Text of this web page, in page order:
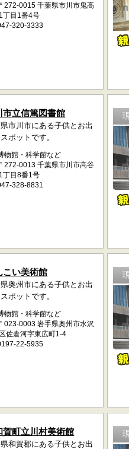
272-0015 千葉県市川市鬼高
1丁目1番4号
320-3333
市立信篤図書館
市川市にある子供とお出
ポットです。
物館・科学館など
272-0013 千葉県市川市高谷
1丁目8番1号
328-8831
こい美術館
奥州市にある子供とお出
ポットです。
物館・科学館など
023-0003 岩手県奥州市水沢
区佐倉河字東広町1-4
22-5935
賀町立川村美術館
和賀郡にある子供とお出